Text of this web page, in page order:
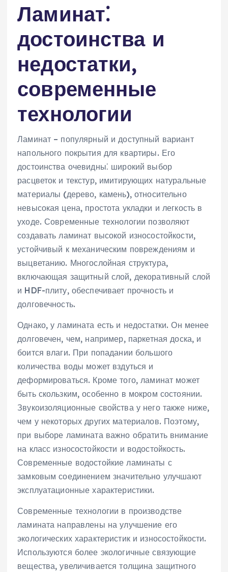
Ламинат⁚
достоинства и
недостатки,
современные
технологии
Ламинат – популярный и доступный вариант
напольного покрытия для квартиры. Его
достоинства очевидны⁚ широкий выбор
расцветок и текстур, имитирующих натуральные
материалы (дерево, камень), относительно
невысокая цена, простота укладки и легкость в
уходе. Современные технологии позволяют
создавать ламинат высокой износостойкости,
устойчивый к механическим повреждениям и
выцветанию. Многослойная структура,
включающая защитный слой, декоративный слой
и HDF-плиту, обеспечивает прочность и
долговечность.
Однако, у ламината есть и недостатки. Он менее
долговечен, чем, например, паркетная доска, и
боится влаги. При попадании большого
количества воды может вздуться и
деформироваться. Кроме того, ламинат может
быть скользким, особенно в мокром состоянии.
Звукоизоляционные свойства у него также ниже,
чем у некоторых других материалов. Поэтому,
при выборе ламината важно обратить внимание
на класс износостойкости и водостойкость.
Современные водостойкие ламинаты с
замковым соединением значительно улучшают
эксплуатационные характеристики.
Современные технологии в производстве
ламината направлены на улучшение его
экологических характеристик и износостойкости.
Используются более экологичные связующие
вещества, увеличивается толщина защитного